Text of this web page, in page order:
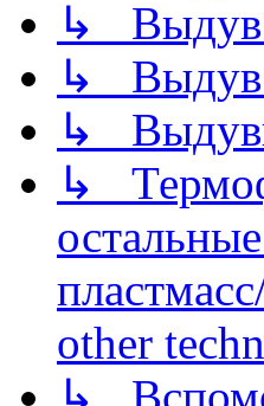
↳ Выдув
↳ Выдув
↳
↳
other
↳